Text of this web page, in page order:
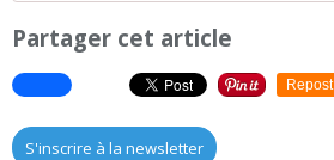
Partager cet article
Repost
S'inscrire à la newsletter